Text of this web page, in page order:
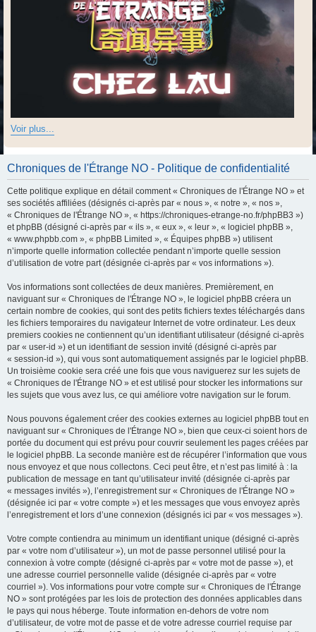
Voir plus...
Chroniques de l'Étrange NO - Politique de confidentialité
Cette politique explique en détail comment « Chroniques de l'Étrange NO » et
ses sociétés affiliées (désignés ci-après par « nous », « notre », « nos »,
« Chroniques de l'Étrange NO », « https://chroniques-etrange-no.fr/phpBB3 »)
et phpBB (désigné ci-après par « ils », « eux », « leur », « logiciel phpBB »,
« www.phpbb.com », « phpBB Limited », « Équipes phpBB ») utilisent
n’importe quelle information collectée pendant n’importe quelle session
d’utilisation de votre part (désignée ci-après par « vos informations »).
Vos informations sont collectées de deux manières. Premièrement, en
naviguant sur « Chroniques de l'Étrange NO », le logiciel phpBB créera un
certain nombre de cookies, qui sont des petits fichiers textes téléchargés dans
les fichiers temporaires du navigateur Internet de votre ordinateur. Les deux
premiers cookies ne contiennent qu’un identifiant utilisateur (désigné ci-après
par « user-id ») et un identifiant de session invité (désigné ci-après par
« session-id »), qui vous sont automatiquement assignés par le logiciel phpBB.
Un troisième cookie sera créé une fois que vous naviguerez sur les sujets de
« Chroniques de l'Étrange NO » et est utilisé pour stocker les informations sur
les sujets que vous avez lus, ce qui améliore votre navigation sur le forum.
Nous pouvons également créer des cookies externes au logiciel phpBB tout en
naviguant sur « Chroniques de l'Étrange NO », bien que ceux-ci soient hors de
portée du document qui est prévu pour couvrir seulement les pages créées par
le logiciel phpBB. La seconde manière est de récupérer l’information que vous
nous envoyez et que nous collectons. Ceci peut être, et n’est pas limité à : la
publication de message en tant qu’utilisateur invité (désignée ci-après par
« messages invités »), l’enregistrement sur « Chroniques de l'Étrange NO »
(désignée ici par « votre compte ») et les messages que vous envoyez après
l’enregistrement et lors d’une connexion (désignés ici par « vos messages »).
Votre compte contiendra au minimum un identifiant unique (désigné ci-après
par « votre nom d’utilisateur »), un mot de passe personnel utilisé pour la
connexion à votre compte (désigné ci-après par « votre mot de passe »), et
une adresse courriel personnelle valide (désignée ci-après par « votre
courriel »). Vos informations pour votre compte sur « Chroniques de l'Étrange
NO » sont protégées par les lois de protection des données applicables dans
le pays qui nous héberge. Toute information en-dehors de votre nom
d’utilisateur, de votre mot de passe et de votre adresse courriel requise par